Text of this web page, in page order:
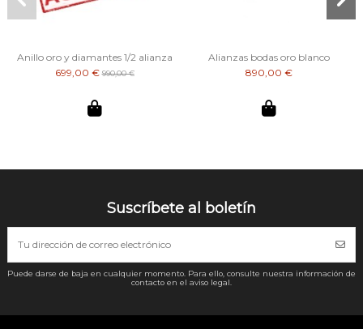
Anillo oro y diamantes 1/2 alianza
699,00 €990,00 €
Alianzas bodas oro blanco
890,00 €
Suscríbete al boletín
Puede darse de baja en cualquier momento. Para ello, consulte nuestra información de
contacto en el aviso legal.